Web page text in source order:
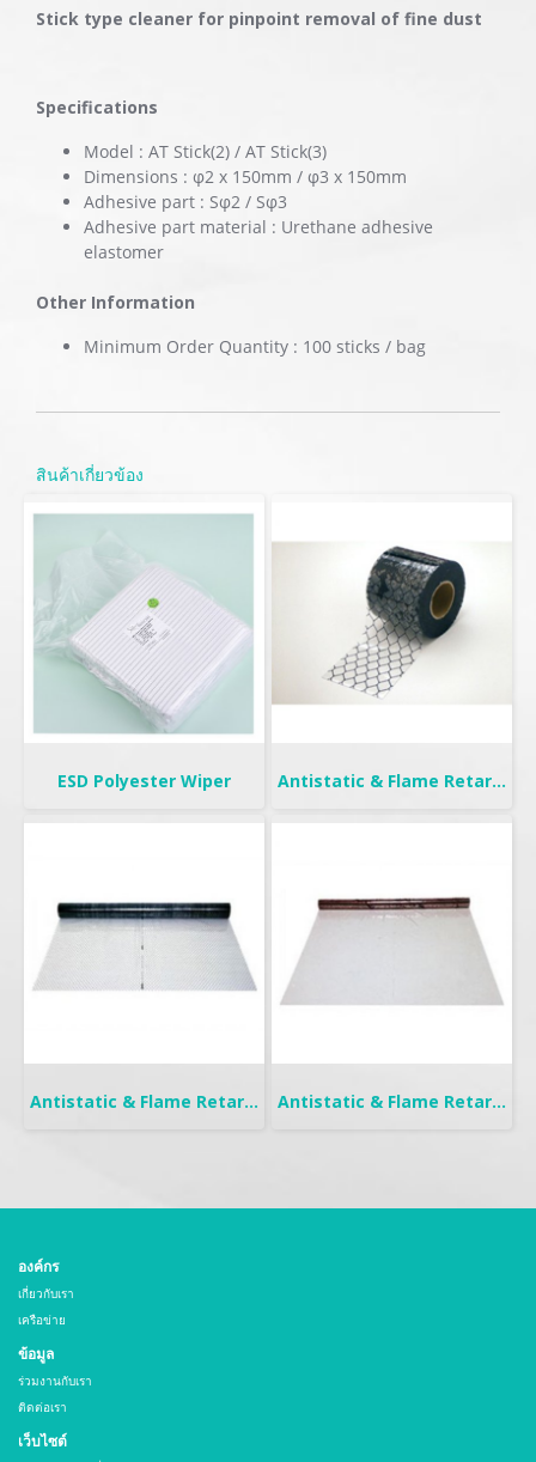
Stick type cleaner for pinpoint removal of fine dust
Specifications
Model : AT Stick(2) / AT Stick(3)
Dimensions : φ2 x 150mm / φ3 x 150mm
Adhesive part : Sφ2 / Sφ3
Adhesive part material : Urethane adhesive
elastomer
Other Information
Minimum Order Quantity : 100 sticks / bag
สินค้าเกี่ยวข้อง
ESD Polyester Wiper Antistatic & Flame Retardant Curtain | Seiden-FW
Antistatic & Flame Retardant Curtain | Seiden-F Antistatic & Flame Retardant Curtain | Seiden Crystal
องค์กร
เกี่ยวกับเรา
เครือข่าย
ข้อมูล
ร่วมงานกับเรา
ติดต่อเรา
เว็บไซต์